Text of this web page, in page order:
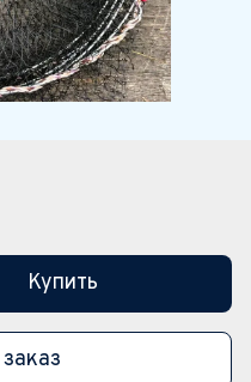
Купить